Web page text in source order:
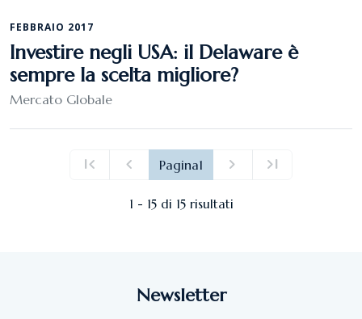
FEBBRAIO 2017
Investire negli USA: il Delaware è
sempre la scelta migliore?
Mercato Globale
first_pagePrima pagina
chevron_leftPagina precedente
Pagina1
Prossima pagina
chevron_right Ultima pagina
last_page
1 - 15 di 15 risultati
Newsletter